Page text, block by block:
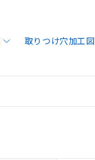
取りつけ穴加工図